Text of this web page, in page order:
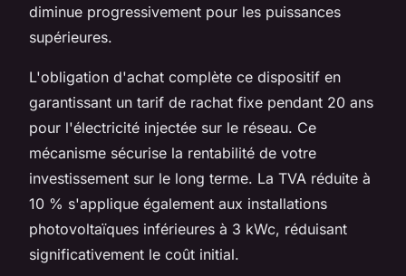
diminue progressivement pour les puissances
supérieures.
L'obligation d'achat complète ce dispositif en
garantissant un tarif de rachat fixe pendant 20 ans
pour l'électricité injectée sur le réseau. Ce
mécanisme sécurise la rentabilité de votre
investissement sur le long terme. La TVA réduite à
10 % s'applique également aux installations
photovoltaïques inférieures à 3 kWc, réduisant
significativement le coût initial.